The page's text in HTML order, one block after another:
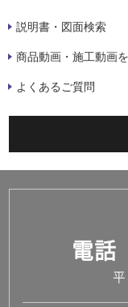
説明書・図面検索
商品動画・施工動画
よくあるご質問
電話